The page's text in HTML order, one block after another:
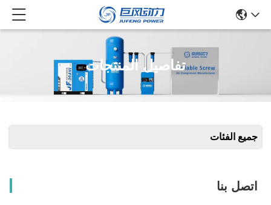
تفاصيل المنتجات
جميع الفئات
اتصل بنا